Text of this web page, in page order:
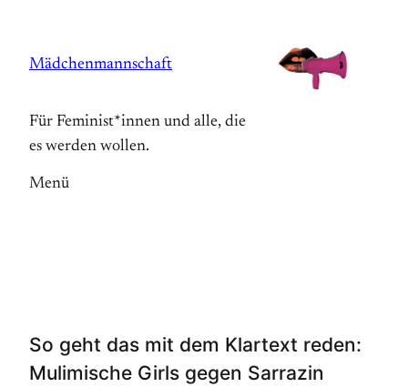
springen
Mädchenmannschaft
Für Feminist*innen und alle, die
es werden wollen.
Menü
So geht das mit dem Klartext reden:
Mulimische Girls gegen Sarrazin